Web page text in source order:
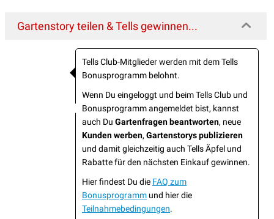
Gartenstory teilen & Tells gewinnen...
Tells Club-Mitglieder werden mit dem Tells
Bonusprogramm belohnt.
Wenn Du eingeloggt und beim Tells Club und
Bonusprogramm angemeldet bist, kannst
auch Du Gartenfragen beantworten, neue
Kunden werben, Gartenstorys publizieren
und damit gleichzeitig auch Tells Äpfel und
Rabatte für den nächsten Einkauf gewinnen.
Hier findest Du die FAQ zum
Bonusprogramm und hier die
Teilnahmebedingungen.